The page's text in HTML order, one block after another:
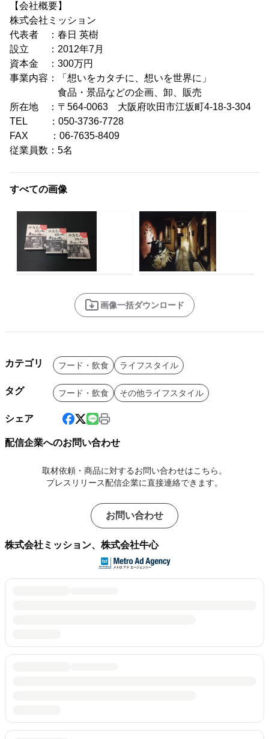
【会社概要】
株式会社ミッション
代表者 ：春日 英樹
設立 ：2012年7月
資本金 ：300万円
事業内容：「想いをカタチに、想いを世界に」
食品・景品などの企画、卸、販売
所在地 ：〒564-0063 大阪府吹田市江坂町4-18-3-304
TEL ：050-3736-7728
FAX ：06-7635-8409
従業員数：5名
すべての画像
画像一括ダウンロード
カテゴリ フード・飲食 ライフスタイル
タグ フード・飲食 その他ライフスタイル
シェア
配信企業へのお問い合わせ
取材依頼・商品に対するお問い合わせはこちら。
プレスリリース配信企業に直接連絡できます。
お問い合わせ
株式会社ミッション、株式会社牛心